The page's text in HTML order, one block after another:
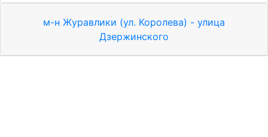
м-н Журавлики (ул. Королева) - улица
Дзержинского